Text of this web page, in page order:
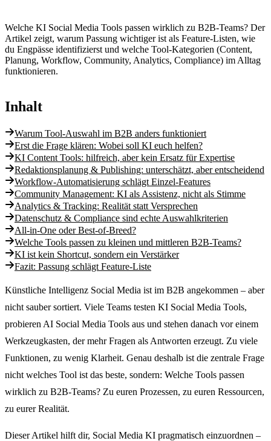
Welche KI Social Media Tools passen wirklich zu B2B-Teams? Der
Artikel zeigt, warum Passung wichtiger ist als Feature-Listen, wie
du Engpässe identifizierst und welche Tool-Kategorien (Content,
Planung, Workflow, Community, Analytics, Compliance) im Alltag
funktionieren.
Inhalt
Warum Tool-Auswahl im B2B anders funktioniert
Erst die Frage klären: Wobei soll KI euch helfen?
KI Content Tools: hilfreich, aber kein Ersatz für Expertise
Redaktionsplanung & Publishing: unterschätzt, aber entscheidend
Workflow-Automatisierung schlägt Einzel-Features
Community Management: KI als Assistenz, nicht als Stimme
Analytics & Tracking: Realität statt Versprechen
Datenschutz & Compliance sind echte Auswahlkriterien
All-in-One oder Best-of-Breed?
Welche Tools passen zu kleinen und mittleren B2B-Teams?
KI ist kein Shortcut, sondern ein Verstärker
Fazit: Passung schlägt Feature-Liste
Künstliche Intelligenz Social Media ist im B2B angekommen – aber
nicht sauber sortiert. Viele Teams testen KI Social Media Tools,
probieren AI Social Media Tools aus und stehen danach vor einem
Werkzeugkasten, der mehr Fragen als Antworten erzeugt. Zu viele
Funktionen, zu wenig Klarheit. Genau deshalb ist die zentrale Frage
nicht welches Tool ist das beste, sondern: Welche Tools passen
wirklich zu B2B-Teams? Zu euren Prozessen, zu euren Ressourcen,
zu eurer Realität.
Dieser Artikel hilft dir, Social Media KI pragmatisch einzuordnen –